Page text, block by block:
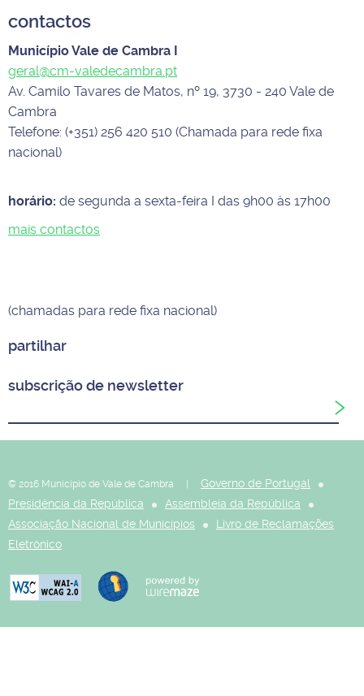
contactos
Município Vale de Cambra I
geral@cm-valedecambra.pt
Av. Camilo Tavares de Matos, nº 19, 3730 - 240 Vale de
Cambra
Telefone: (+351) 256 420 510 (Chamada para rede fixa
nacional)
horário: de segunda a sexta-feira I das 9h00 às 17h00
mais contactos
(chamadas para rede fixa nacional)
partilhar
subscrição de newsletter
© 2016 Município de Vale de Cambra |
Governo de Portugal
Presidência da República
Assembleia da República
Associação Nacional de Municípios
Livro de Reclamações
Eletrónico